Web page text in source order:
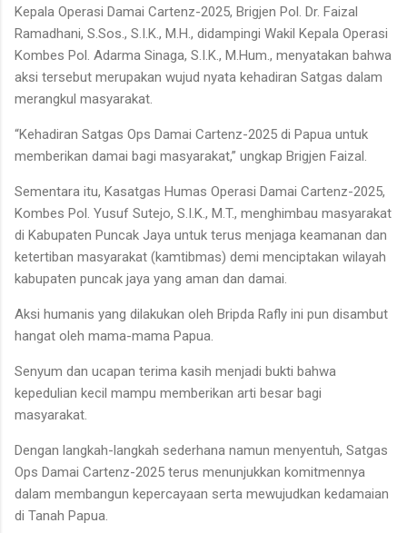
Kepala Operasi Damai Cartenz-2025, Brigjen Pol. Dr. Faizal
Ramadhani, S.Sos., S.I.K., M.H., didampingi Wakil Kepala Operasi
Kombes Pol. Adarma Sinaga, S.I.K., M.Hum., menyatakan bahwa
aksi tersebut merupakan wujud nyata kehadiran Satgas dalam
merangkul masyarakat.
“Kehadiran Satgas Ops Damai Cartenz-2025 di Papua untuk
memberikan damai bagi masyarakat,” ungkap Brigjen Faizal.
Sementara itu, Kasatgas Humas Operasi Damai Cartenz-2025,
Kombes Pol. Yusuf Sutejo, S.I.K., M.T., menghimbau masyarakat
di Kabupaten Puncak Jaya untuk terus menjaga keamanan dan
ketertiban masyarakat (kamtibmas) demi menciptakan wilayah
kabupaten puncak jaya yang aman dan damai.
Aksi humanis yang dilakukan oleh Bripda Rafly ini pun disambut
hangat oleh mama-mama Papua.
Senyum dan ucapan terima kasih menjadi bukti bahwa
kepedulian kecil mampu memberikan arti besar bagi
masyarakat.
Dengan langkah-langkah sederhana namun menyentuh, Satgas
Ops Damai Cartenz-2025 terus menunjukkan komitmennya
dalam membangun kepercayaan serta mewujudkan kedamaian
di Tanah Papua.